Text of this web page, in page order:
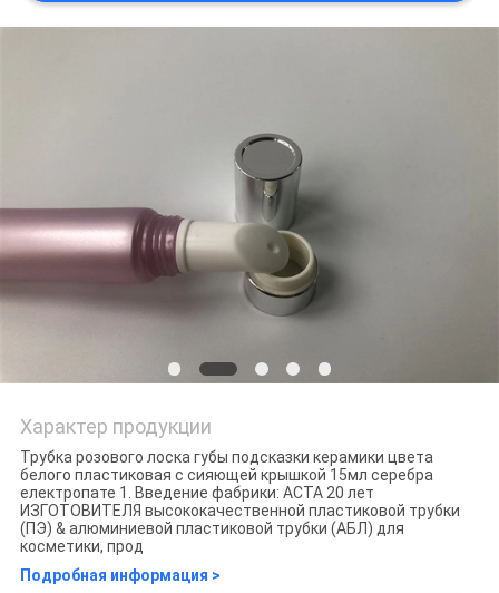
Характер продукции
Трубка розового лоска губы подсказки керамики цвета
белого пластиковая с сияющей крышкой 15мл серебра
електропате 1. Введение фабрики: АСТА 20 лет
ИЗГОТОВИТЕЛЯ высококачественной пластиковой трубки
(ПЭ) & алюминиевой пластиковой трубки (АБЛ) для
косметики, прод
Подробная информация >